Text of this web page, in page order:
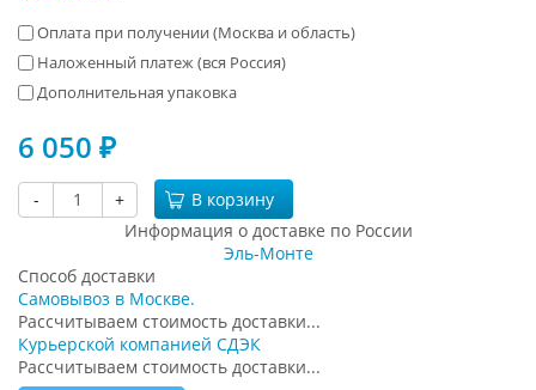
Оплата при получении (Москва и область)
Наложенный платеж (вся Россия)
Дополнительная упаковка
6 050 ₽
- +
В корзину
Информация о доставке по России
Эль-Монте
Способ доставки
Самовывоз в Москве.
Рассчитываем стоимость доставки...
Курьерской компанией СДЭК
Рассчитываем стоимость доставки...